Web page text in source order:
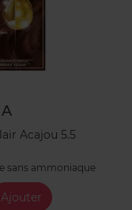
Acajou 5.5
sans ammoniaque
Ajouter